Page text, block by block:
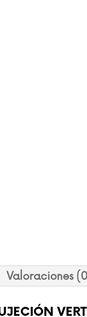
Valoraciones